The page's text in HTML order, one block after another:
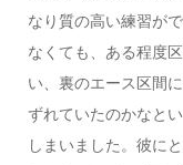
なり質の高い練習が
なくても、ある程度
い、裏のエース区間
ずれていたのかなと
しまいました。彼に